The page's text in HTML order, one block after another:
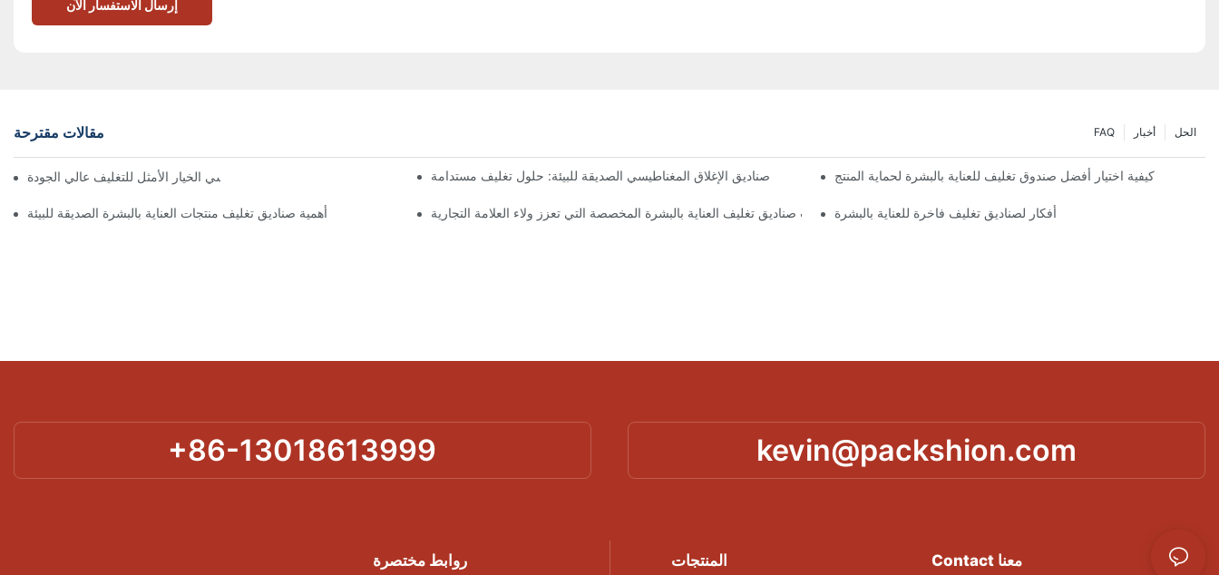
إرسال الاستفسار الآن
مقالات مقترحة الحل أخبار FAQ
لماذا تُعدّ الصناديق ذات الإغلاق المغناطيسي الخيار الأمثل للتغليف عالي الجودة صناديق الإغلاق المغناطيسي الصديقة للبيئة: حلول تغليف مستدامة كيفية اختيار أفضل صندوق تغليف للعناية بالبشرة لحماية المنتج
أهمية صناديق تغليف منتجات العناية بالبشرة الصديقة للبيئة تصميمات صناديق تغليف العناية بالبشرة المخصصة التي تعزز ولاء العلامة التجاريةأفكار لصناديق تغليف فاخرة للعناية بالبشرة
+86-13018613999 kevin@packshion.com
روابط مختصرة المنتجات Contact معنا